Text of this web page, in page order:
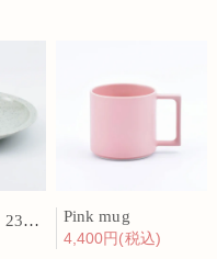
リムプレート 23cm 呉須散
Pink mug
4,400円(税込)